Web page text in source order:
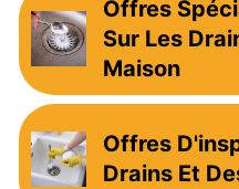
Offres
Sur Les
Maison
Offres
Drains Et